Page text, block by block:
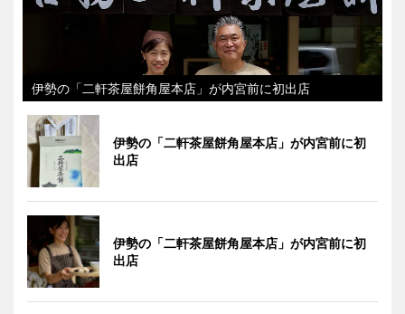
伊勢の「二軒茶屋餅角屋本店」が内宮前に初出店
伊勢の「二軒茶屋餅角屋本店」が内宮前に初
出店
伊勢の「二軒茶屋餅角屋本店」が内宮前に初
出店